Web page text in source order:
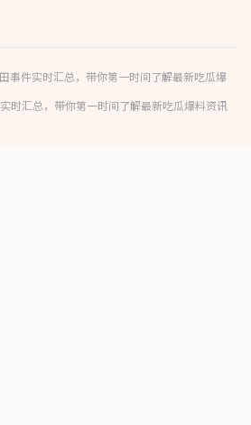
事件实时汇总，带你第一时间了解最新吃瓜爆
时汇总，带你第一时间了解最新吃瓜爆料资讯